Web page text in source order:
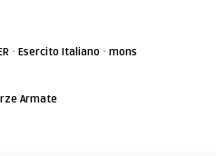
·Esercito Italiano ·mons
Armate